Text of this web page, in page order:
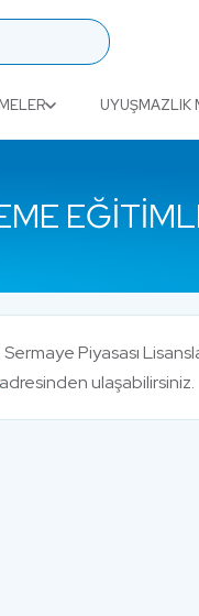
UYUŞMAZLIK
Piyasası
adresinden ulaşabilirsiniz.